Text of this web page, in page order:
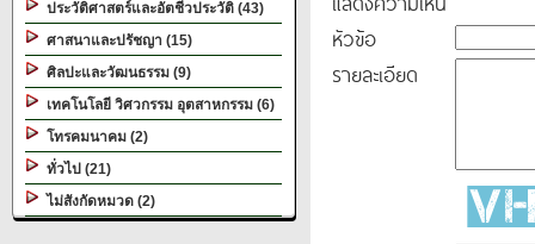
ประวัติศาสตร์และอัตชีวประวัติ (43)
ศาสนาและปรัชญา (15)
ศิลปะและวัฒนธรรม (9)
เทคโนโลยี วิศวกรรม อุตสาหกรรม (6)
โทรคมนาคม (2)
ทั่วไป (21)
ไม่สังกัดหมวด (2)
หัวข้อ
รายละเอียด